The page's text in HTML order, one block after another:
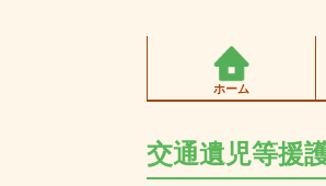
ホーム
交通遺児等援